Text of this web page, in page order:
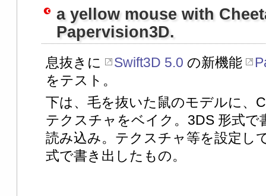
a yellow mouse with
Papervision3D.
息抜きに Swift3D 5.0 の新機能
をテスト。
下は、毛を抜いた鼠のモデルに、
テクスチャをベイク。3DS 形式で
読み込み。テクスチャ等を設定し
式で書き出したもの。